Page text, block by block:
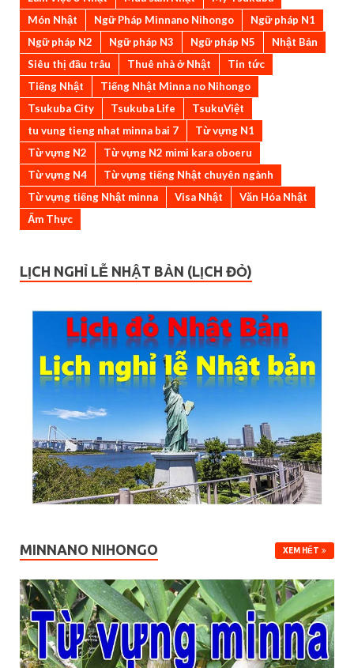
Món Nhật
Ngữ Pháp Minnano Nihongo
Ngữ pháp N1
Ngữ pháp N2
Ngữ pháp N3 Ngữ pháp N5
Nhật Bản
Siêu thị đầu trâu
Thuê nhà ở Nhật
Tin tức
Tiếng Nhật
Tiếng Nhật Minna no Nihongo
Tsukuba City
Tsukuba Life
TsukuViệt
tu vung tieng nhat minna bai 7
Từ vựng N1
Từ vựng N2
Từ vựng N2 mimi kara oboeru
Từ vựng N4
Từ vựng tiếng Nhật chuyên ngành
Từ vựng tiếng Nhật minna
Visa Nhật
Văn Hóa Nhật
Ẩm Thực
LỊCH NGHỈ LỄ NHẬT BẢN (LỊCH ĐỎ)
MINNANO NIHONGO XEM HẾT